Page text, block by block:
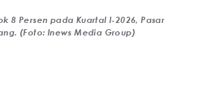
8 Persen pada Kuartal I-2026, Pasar
(Foto: Inews Media Group)